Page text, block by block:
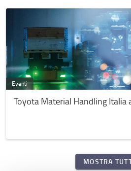
Eventi
Toyota Material Handling Italia
MOSTRA